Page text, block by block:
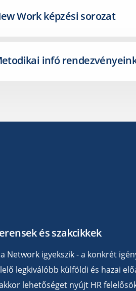
Work képzési sorozat
infó
és szakcikkek
Network igyekszik - a konkrét
legkiválóbb külföldi és hazai
lehetőséget nyújt HR